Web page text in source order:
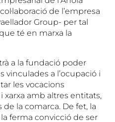
de l’empresa
Group- per tal
té en marxa la
a la fundació poder
vinculades a l’ocupació i
les vocacions
xarxa amb altres entitats,
la comarca. De fet, la
ferma convicció de ser